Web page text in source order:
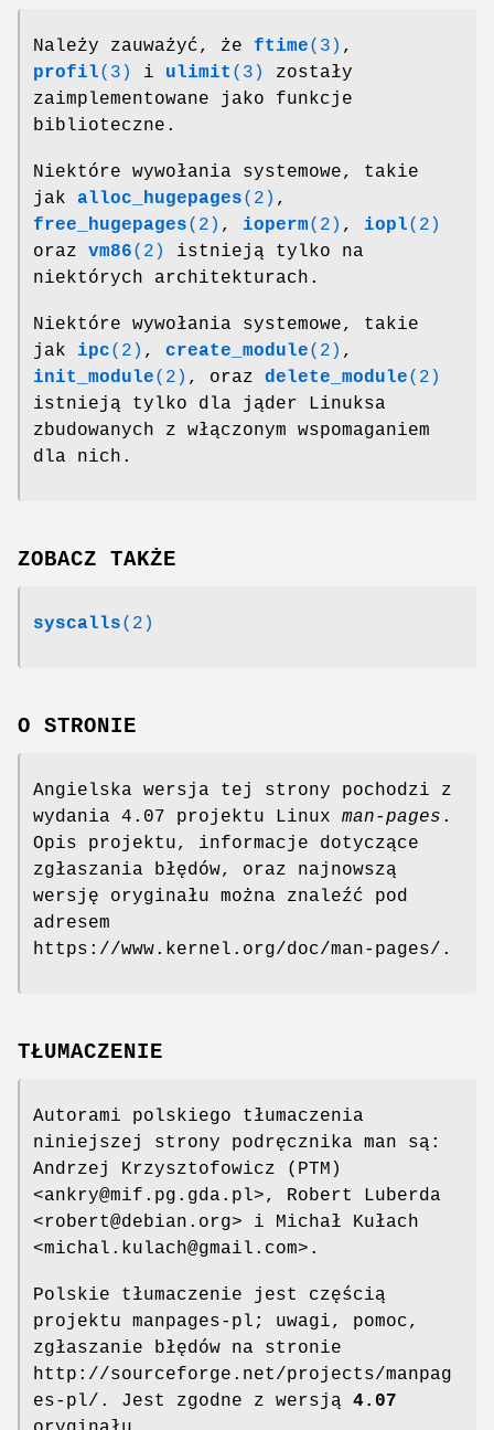
Należy zauważyć, że ftime(3) ,
profil(3) i ulimit (3)
zostały
zaimplementowane jako funkcje
biblioteczne.
Niektóre wywołania systemowe, takie
jak alloc_hugepages(2) ,
free_hugepages(2) , ioperm(2) , iopl(2)
oraz vm86(2)
istnieją tylko na
niektórych architekturach.
Niektóre wywołania systemowe, takie
jak ipc(2) , create_module(2) ,
init_module(2) , oraz delete_module(2)
istnieją tylko dla jąder Linuksa
zbudowanych z włączonym wspomaganiem
dla nich.
ZOBACZ TAKŻE
syscalls(2)
O STRONIE
Angielska wersja tej strony pochodzi z
wydania 4.07 projektu Linux man-pages .
Opis projektu, informacje dotyczące
zgłaszania błędów, oraz najnowszą
wersję oryginału można znaleźć pod
adresem
https://www.kernel.org/doc/man-pages/.
TŁUMACZENIE
Autorami polskiego tłumaczenia
niniejszej strony podręcznika man są:
Andrzej Krzysztofowicz (PTM)
<ankry@mif.pg.gda.pl>, Robert Luberda
<robert@debian.org> i Michał Kułach
<michal.kulach@gmail.com>.
Polskie tłumaczenie jest częścią
projektu manpages-pl; uwagi, pomoc,
zgłaszanie błędów na stronie
http://sourceforge.net/projects/manpag
es-pl/. Jest zgodne z wersją 4.07